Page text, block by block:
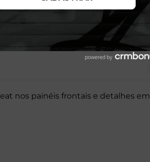
D-Ring de tecido permite que você
conforto.
nos painéis frontais e detalhes em